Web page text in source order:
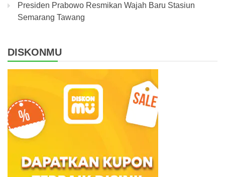
Presiden Prabowo Resmikan Wajah Baru Stasiun
Semarang Tawang
DISKONMU